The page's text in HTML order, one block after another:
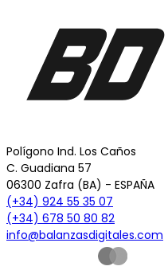
Polígono Ind. Los Caños
C. Guadiana 57
06300 Zafra (BA) - ESPAÑA
(+34) 924 55 35 07
(+34) 678 50 80 82
info@balanzasdigitales.com